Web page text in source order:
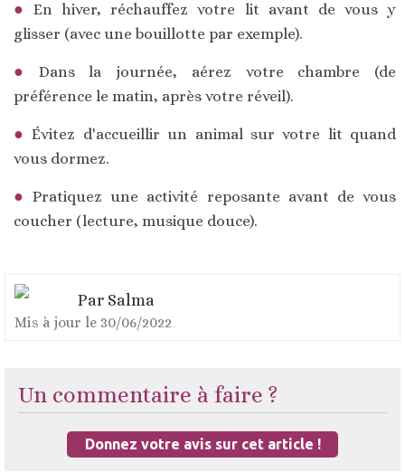
En hiver, réchauffez votre lit avant de vous y
glisser (avec une bouillotte par exemple).
Dans la journée, aérez votre chambre (de
préférence le matin, après votre réveil).
Évitez d'accueillir un animal sur votre lit quand
vous dormez.
Pratiquez une activité reposante avant de vous
coucher (lecture, musique douce).
Par Salma
Mis à jour le 30/06/2022
Un commentaire à faire ?
Donnez votre avis sur cet article !